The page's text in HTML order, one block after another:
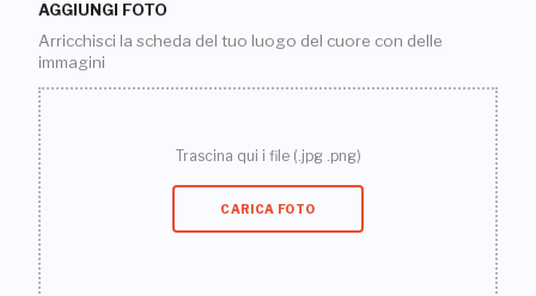
AGGIUNGI FOTO
Arricchisci la scheda del tuo luogo del cuore con delle
immagini
Trascina qui i file (.jpg .png)
CARICA FOTO